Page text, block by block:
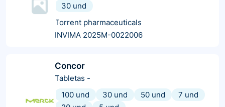
30 und
Torrent pharmaceuticals
INVIMA 2025M-0022006
Concor
Tabletas -
100 und
30 und 50 und
7 und